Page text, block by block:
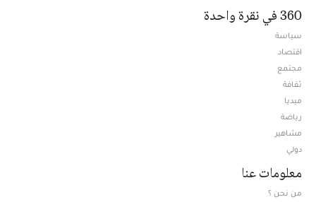
360 في نقرة واحدة
سياسة
اقتصاد
مجتمع
ثقافة
ميديا
رياضة
مشاهير
دولي
معلومات عنا
من نحن ؟